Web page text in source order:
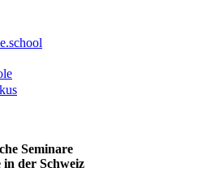
Seminare
der Schweiz